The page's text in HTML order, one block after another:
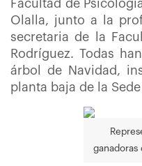
Facultad de
Olalla, junto a la
secretaria de la
Rodríguez. Todas
árbol de Navidad,
planta baja de la
ganadoras